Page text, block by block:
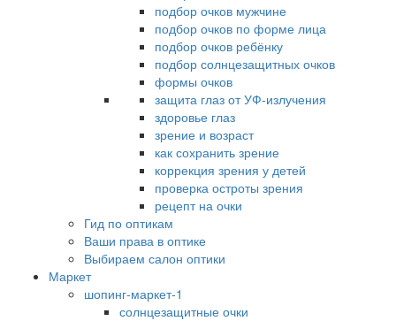
подбор очков мужчине
подбор очков по форме лица
подбор очков ребёнку
подбор солнцезащитных очков
формы очков
защита глаз от УФ-излучения
здоровье глаз
зрение и возраст
как сохранить зрение
коррекция зрения у детей
проверка остроты зрения
рецепт на очки
Гид по оптикам
Ваши права в оптике
Выбираем салон оптики
Маркет
шопинг-маркет-1
солнцезащитные очки